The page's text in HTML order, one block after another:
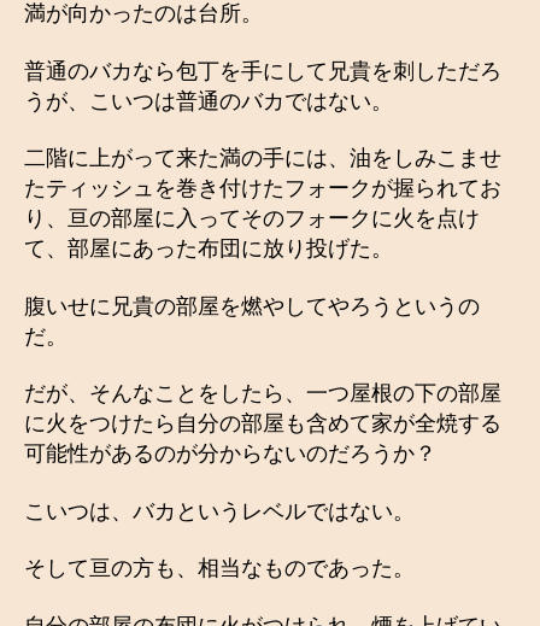
満が向かったのは台所。
普通のバカなら包丁を手にして兄貴を刺しただろ
うが、こいつは普通のバカではない。
二階に上がって来た満の手には、油をしみこませ
たティッシュを巻き付けたフォークが握られてお
り、亘の部屋に入ってそのフォークに火を点け
て、部屋にあった布団に放り投げた。
腹いせに兄貴の部屋を燃やしてやろうというの
だ。
だが、そんなことをしたら、一つ屋根の下の部屋
に火をつけたら自分の部屋も含めて家が全焼する
可能性があるのが分からないのだろうか？
こいつは、バカというレベルではない。
そして亘の方も、相当なものであった。